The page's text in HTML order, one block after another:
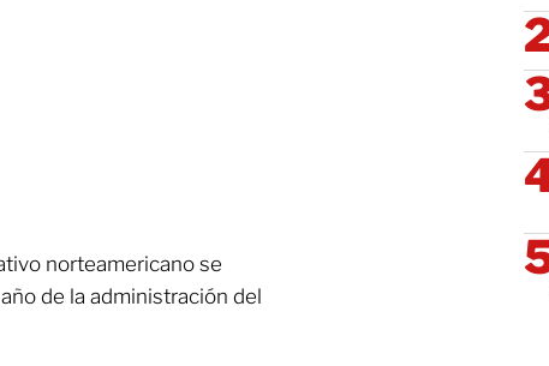
norteamericano se
de la administración del